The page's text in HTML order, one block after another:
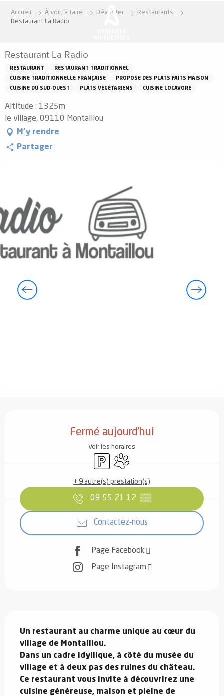
Accueil À voir, à faire Déguster
Restaurants
Restaurant La Radio
Restaurant La Radio
RESTAURANT
RESTAURANT TRADITIONNEL
CUISINE TRADITIONNELLE FRANÇAISE
PROPOSE DES PLATS FAITS MAISON
CUISINE DU SUD-OUEST
PLATS VÉGÉTARIENS CUISINE LOCAVORE
Altitude : 1325m
le village, 09110 Montaillou
M'y rendre
Partager
Fermé aujourd'hui
Voir les horaires
ParkingAnimaux acceptés
+ 9 autre(s) prestation(s)
09 55 21 12 ▒▒
Contactez-nous
Page Facebook
Page Instagram
Un restaurant au charme unique au cœur du
village de Montaillou.
Dans un cadre idyllique, à côté du musée du
village et à deux pas des ruines du château.
Ce restaurant vous invite à découvrirez une
cuisine généreuse, maison et pleine de